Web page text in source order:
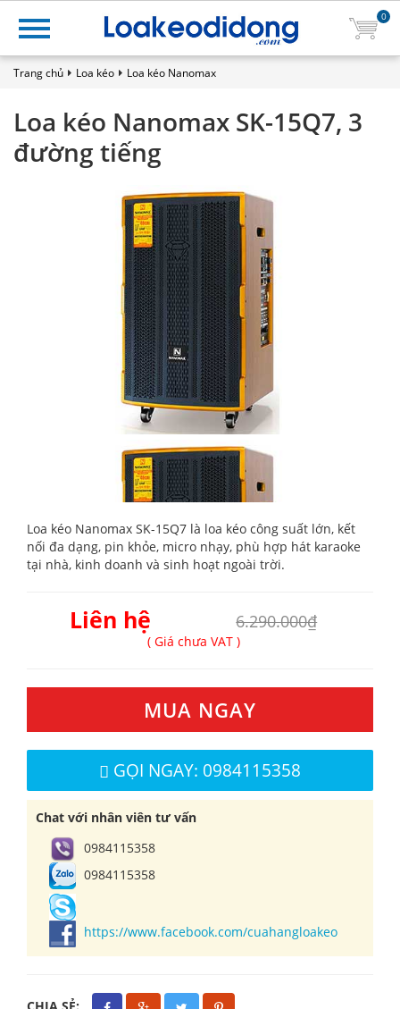
0
Trang chủ Loa kéo Loa kéo Nanomax
Loa kéo Nanomax SK-15Q7, 3
đường tiếng
Loa kéo Nanomax SK-15Q7 là loa kéo công suất lớn, kết
nối đa dạng, pin khỏe, micro nhạy, phù hợp hát karaoke
tại nhà, kinh doanh và sinh hoạt ngoài trời.
Liên hệ 6.290.000₫
( Giá chưa VAT )
MUA NGAY
GỌI NGAY: 0984115358
Chat với nhân viên tư vấn
0984115358
0984115358
https://www.facebook.com/cuahangloakeo